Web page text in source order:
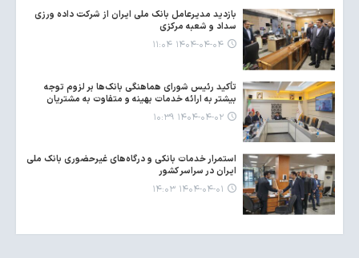
بازدید مدیرعامل بانک ملی ایران از شرکت داده ورزی
سداد و شعبه مرکزی
۱۴۰۴-۰۴-۰۴ ۱۱:۰۴
تأکید رئیس شورای هماهنگی بانک‌ها بر لزوم توجه
بیشتر به ارائه خدمات بهینه و متفاوت به مشتریان
۱۴۰۴-۰۴-۰۲ ۱۰:۳۹
استمرار خدمات بانکی و درگاه‌های غیرحضوری بانک ملی
ایران در سراسر کشور
۱۴۰۴-۰۴-۰۱ ۱۴:۰۳